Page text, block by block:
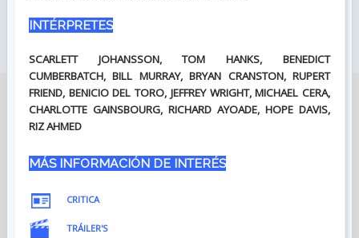
INTÉRPRETES
SCARLETT JOHANSSON, TOM HANKS, BENEDICT
CUMBERBATCH, BILL MURRAY, BRYAN CRANSTON, RUPERT
FRIEND, BENICIO DEL TORO, JEFFREY WRIGHT, MICHAEL CERA,
CHARLOTTE GAINSBOURG, RICHARD AYOADE, HOPE DAVIS,
RIZ AHMED
MÁS INFORMACIÓN DE INTERÉS
CRITICA
TRÁILER'S